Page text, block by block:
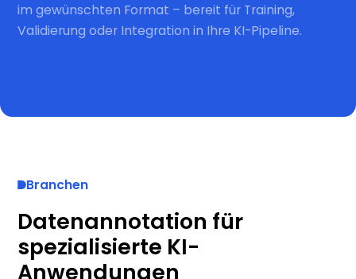
im gewünschten Format – bereit für Training,
Validierung oder Integration in Ihre KI-Pipeline.
Branchen
Datenannotation für
spezialisierte KI-
Anwendungen